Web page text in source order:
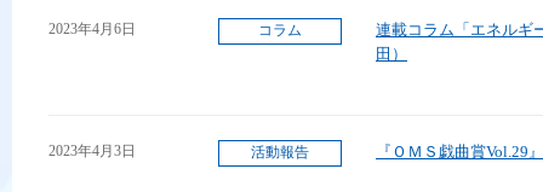
2023年4月6日 コラム
連載コラム「エネルギ
田）
2023年4月3日 活動報告 『ＯＭＳ戯曲賞Vol.29